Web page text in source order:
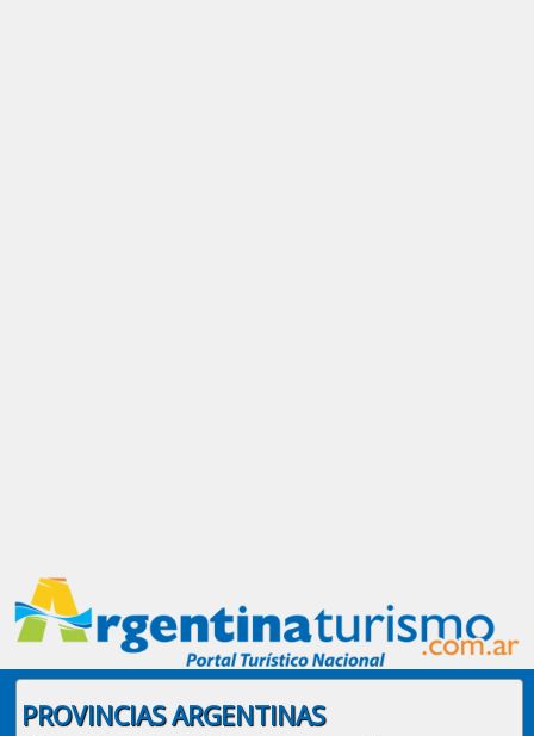
PROVINCIAS ARGENTINAS